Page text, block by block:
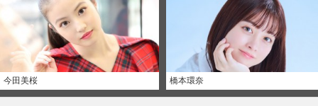
今田美桜 橋本環奈